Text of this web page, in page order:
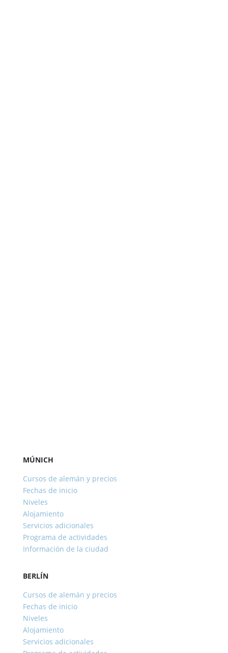
MÚNICH
Cursos de alemán y precios
Fechas de inicio
Niveles
Alojamiento
Servicios adicionales
Programa de actividades
Información de la ciudad
BERLÍN
Cursos de alemán y precios
Fechas de inicio
Niveles
Alojamiento
Servicios adicionales